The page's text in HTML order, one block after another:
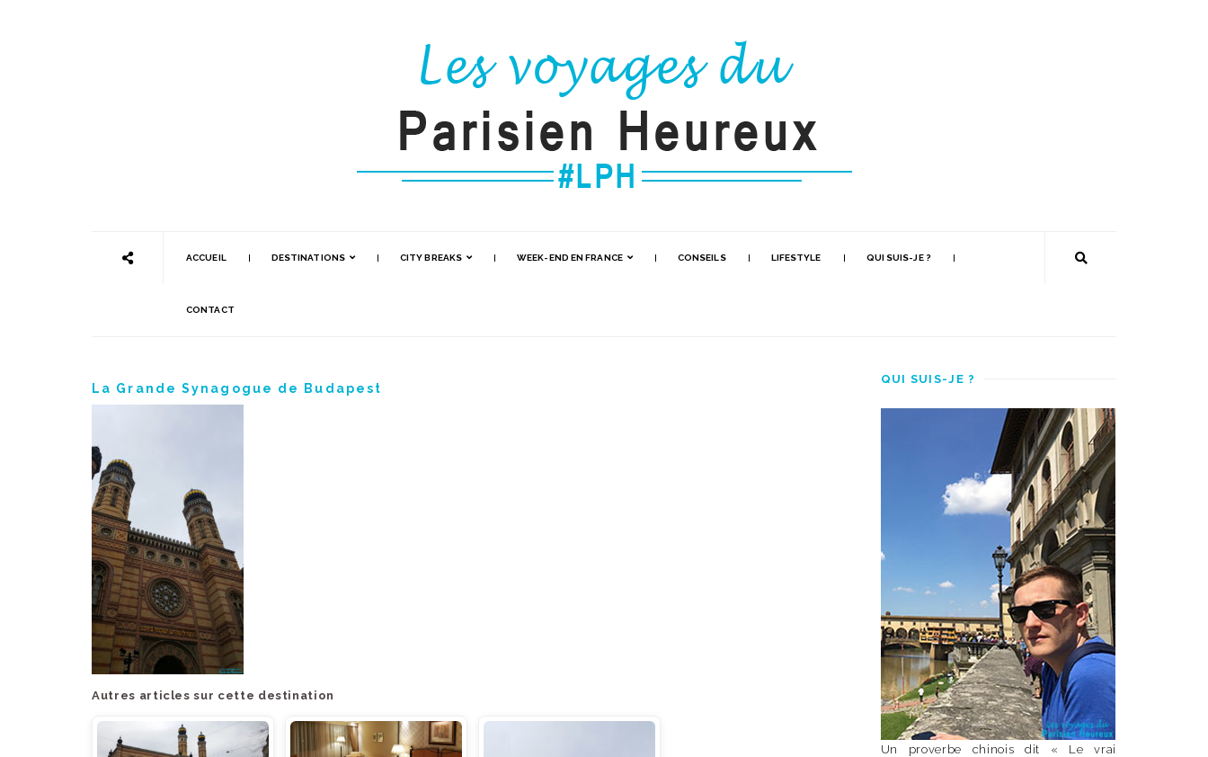
ACCUEIL DESTINATIONS CITY BREAKS WEEK-END EN FRANCE CONSEILS LIFESTYLE QUI SUIS-JE ?
CONTACT
La Grande Synagogue de Budapest
Autres articles sur cette destination
QUI SUIS-JE ?
Un proverbe chinois dit « Le vrai